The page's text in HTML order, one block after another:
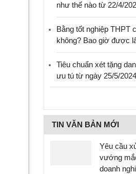
như thế nào từ 22/4/
Bằng tốt nghiệp THPT
không? Bao giờ được
Tiêu chuẩn xét tặng
ưu tú từ ngày 25/5/2024
TIN VĂN BẢN MỚI
Yêu cầu
vướng
doanh